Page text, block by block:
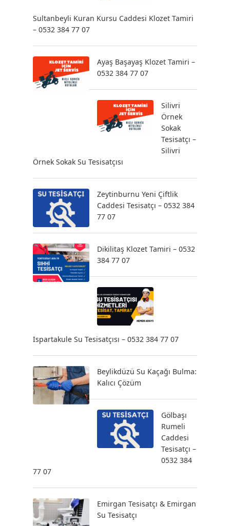
Sultanbeyli Kuran Kursu Caddesi Klozet Tamiri
– 0532 384 77 07
Ayaş Başayaş Klozet Tamiri –
0532 384 77 07
Silivri
Örnek
Sokak
Tesisatçı –
Silivri
Örnek Sokak Su Tesisatçısı
Zeytinburnu Yeni Çiftlik
Caddesi Tesisatçı – 0532 384
77 07
Dikilitaş Klozet Tamiri – 0532
384 77 07
Ispartakule Su Tesisatçısı – 0532 384 77 07
Beylikdüzü Su Kaçağı Bulma:
Kalıcı Çözüm
Gölbaşı
Rumeli
Caddesi
Tesisatçı –
0532 384
77 07
Emirgan Tesisatçı & Emirgan
Su Tesisatçı